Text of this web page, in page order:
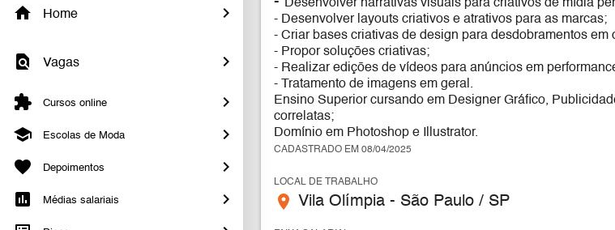
Home
Vagas
Cursos online
Escolas de Moda
Depoimentos
Médias salariais
Desenvolver narrativas visuais para criativos de mídia
- Desenvolver layouts criativos e atrativos para as marcas;
- Criar bases criativas de design para desdobramentos em
- Propor soluções criativas;
- Realizar edições de vídeos para anúncios em
- Tratamento de imagens em geral.
Ensino Superior cursando em Designer Gráfico,
correlatas;
Domínio em Photoshop e Illustrator.
CADASTRADO EM 08/04/2025
LOCAL DE TRABALHO
place Vila Olímpia - São Paulo / SP